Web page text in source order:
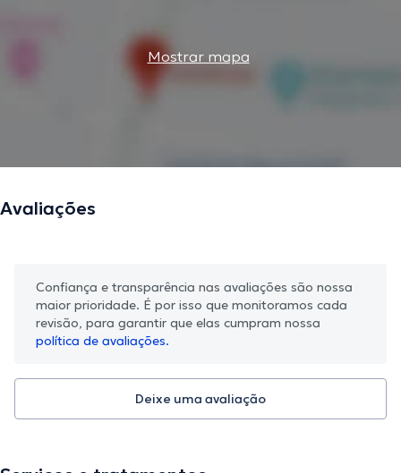
Mostrar mapa
Avaliações
Confiança e transparência nas avaliações são nossa
maior prioridade. É por isso que monitoramos cada
revisão, para garantir que elas cumpram nossa
política de avaliações.
Deixe uma avaliação